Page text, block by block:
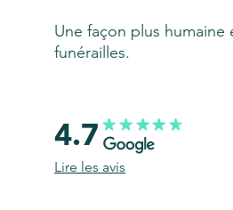
Nos services en plus
Une façon plus
funérailles.
4.7
Lire les avis